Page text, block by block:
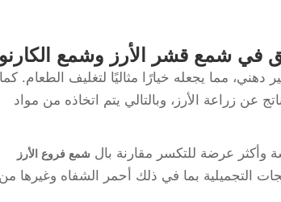
شمع قشر الأرز وشمع
مما يجعله خيارًا مثاليًا لتغليف الطعام. كما
عن زراعة الأرز، وبالتالي يتم اتخاذه من مواد
وأكثر عرضة للتكسر مقارنة بال شمع فروع الأرز
التجميلية بما في ذلك أحمر الشفاه وغيرها